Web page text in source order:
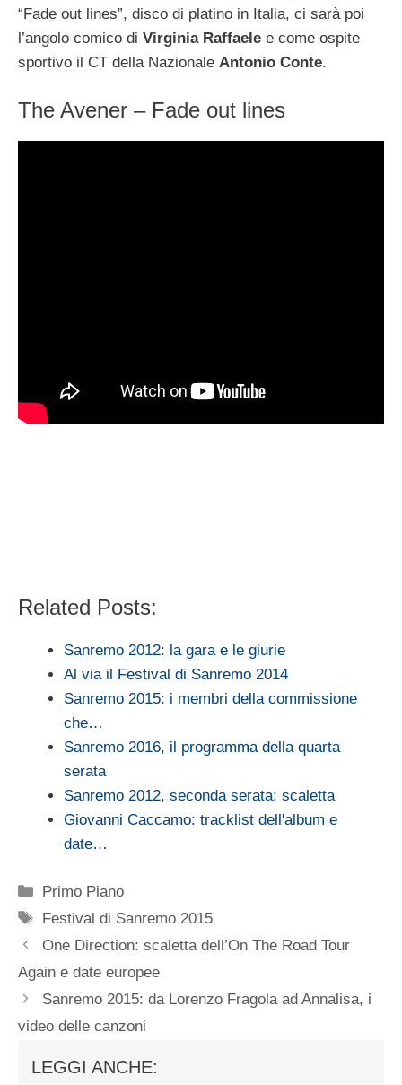
“Fade out lines”, disco di platino in Italia, ci sarà poi
l’angolo comico di Virginia Raffaele e come ospite
sportivo il CT della Nazionale Antonio Conte.
The Avener – Fade out lines
Related Posts:
Sanremo 2012: la gara e le giurie
Al via il Festival di Sanremo 2014
Sanremo 2015: i membri della commissione
che…
Sanremo 2016, il programma della quarta
serata
Sanremo 2012, seconda serata: scaletta
Giovanni Caccamo: tracklist dell'album e
date…
Categorie
Primo Piano
Tag
Festival di Sanremo 2015
One Direction: scaletta dell’On The Road Tour
Again e date europee
Sanremo 2015: da Lorenzo Fragola ad Annalisa, i
video delle canzoni
LEGGI ANCHE: